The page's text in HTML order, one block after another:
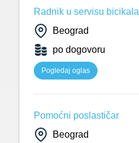
Radnik u servisu bicikala
Beograd
po dogovoru
Pogledaj oglas
Pomoćni poslastičar
Beograd